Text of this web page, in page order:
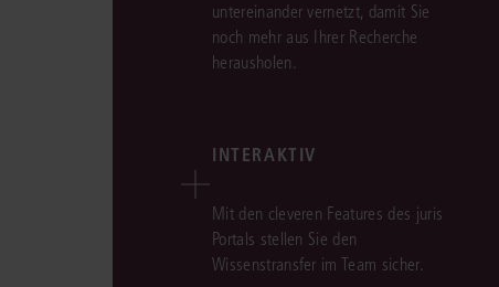
untereinander vernetzt, damit Sie
noch mehr aus Ihrer Recherche
herausholen.
INTERAKTIV
Mit den cleveren Features des juris
Portals stellen Sie den
Wissenstransfer im Team sicher.